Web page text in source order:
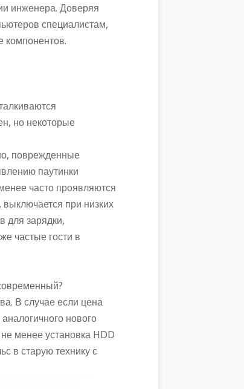
инженера. Доверяя
специалистам,
компонентов.
но некоторые
поврежденные
паутинки
часто проявляются
при низких
для зарядки,
частые гости в
В случае если цена
нового
менее установка HDD
в старую технику с